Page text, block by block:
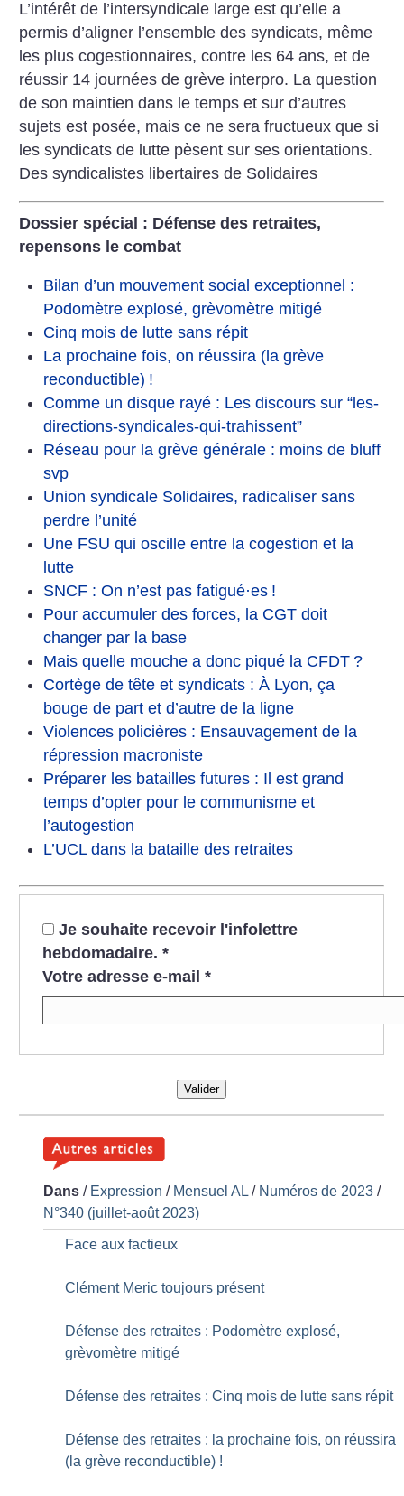
L’intérêt de l’intersyndicale large est qu’elle a
permis d’aligner l’ensemble des syndicats, même
les plus cogestionnaires, contre les 64 ans, et de
réussir 14 journées de grève interpro. La question
de son maintien dans le temps et sur d’autres
sujets est posée, mais ce ne sera fructueux que si
les syndicats de lutte pèsent sur ses orientations.
Des syndicalistes libertaires de Solidaires
Dossier spécial : Défense des retraites,
repensons le combat
Bilan d’un mouvement social exceptionnel :
Podomètre explosé, grèvomètre mitigé
Cinq mois de lutte sans répit
La prochaine fois, on réussira (la grève
reconductible) !
Comme un disque rayé : Les discours sur “les-
directions-syndicales-qui-trahissent”
Réseau pour la grève générale : moins de bluff
svp
Union syndicale Solidaires, radicaliser sans
perdre l’unité
Une FSU qui oscille entre la cogestion et la
lutte
SNCF : On n’est pas fatigué·es !
Pour accumuler des forces, la CGT doit
changer par la base
Mais quelle mouche a donc piqué la CFDT ?
Cortège de tête et syndicats : À Lyon, ça
bouge de part et d’autre de la ligne
Violences policières : Ensauvagement de la
répression macroniste
Préparer les batailles futures : Il est grand
temps d’opter pour le communisme et
l’autogestion
L’UCL dans la bataille des retraites
Je souhaite recevoir l'infolettre
hebdomadaire. *
Votre adresse e-mail *
Valider
Dans / Expression / Mensuel AL / Numéros de 2023 /
N°340 (juillet-août 2023)
Face aux factieux
Clément Meric toujours présent
Défense des retraites : Podomètre explosé,
grèvomètre mitigé
Défense des retraites : Cinq mois de lutte sans répit
Défense des retraites : la prochaine fois, on réussira
(la grève reconductible) !